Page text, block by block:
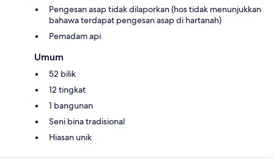
Pengesan asap tidak dilaporkan (hos tidak menunjukkan
bahawa terdapat pengesan asap di hartanah)
Pemadam api
Umum
52 bilik
12 tingkat
1 bangunan
Seni bina tradisional
Hiasan unik